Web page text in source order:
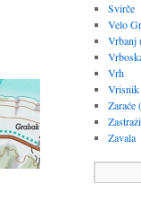
Svirče
Velo
Vrbanj
Vrh
Vrisnik
Zaraće
Zavala